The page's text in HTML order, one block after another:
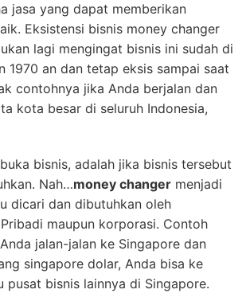
jasa yang dapat memberikan
Eksistensi bisnis money changer
lagi mengingat bisnis ini sudah di
1970 an dan tetap eksis sampai saat
contohnya jika Anda berjalan dan
kota besar di seluruh Indonesia,
bisnis, adalah jika bisnis tersebut
Nah…money changer menjadi
dicari dan dibutuhkan oleh
maupun korporasi. Contoh
jalan-jalan ke Singapore dan
singapore dolar, Anda bisa ke
pusat bisnis lainnya di Singapore.